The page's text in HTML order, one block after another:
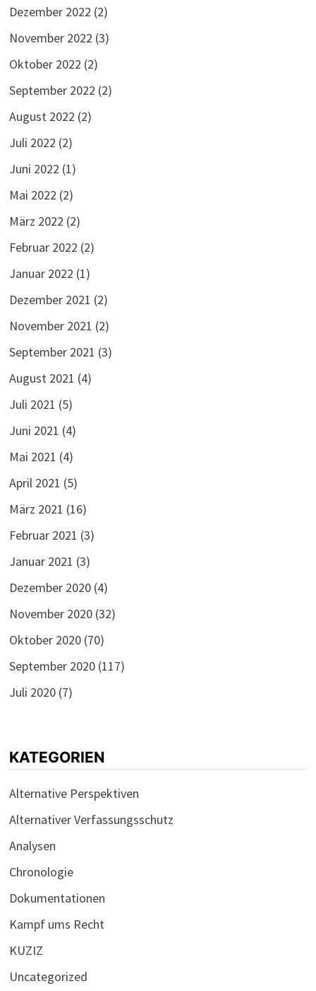
Dezember 2022 (2)
November 2022 (3)
Oktober 2022 (2)
September 2022 (2)
August 2022 (2)
Juli 2022 (2)
Juni 2022 (1)
Mai 2022 (2)
März 2022 (2)
Februar 2022 (2)
Januar 2022 (1)
Dezember 2021 (2)
November 2021 (2)
September 2021 (3)
August 2021 (4)
Juli 2021 (5)
Juni 2021 (4)
Mai 2021 (4)
April 2021 (5)
März 2021 (16)
Februar 2021 (3)
Januar 2021 (3)
Dezember 2020(4)
November 2020(32)
Oktober 2020(70)
September 2020(117)
Juli 2020(7)
KATEGORIEN
Alternative Perspektiven
Alternativer Verfassungsschutz
Analysen
Chronologie
Dokumentationen
Kampf ums Recht
KUZIZ
Uncategorized